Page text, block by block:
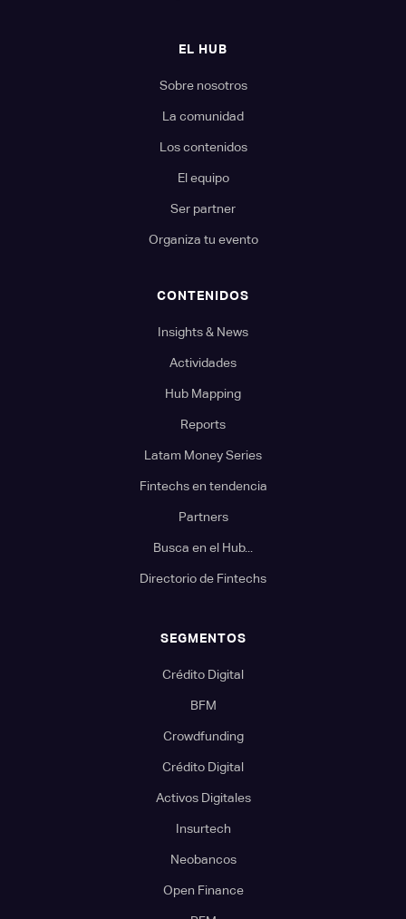
EL HUB
Sobre nosotros
La comunidad
Los contenidos
El equipo
Ser partner
Organiza tu evento
CONTENIDOS
Insights & News
Actividades
Hub Mapping
Reports
Latam Money Series
Fintechs en tendencia
Partners
Busca en el Hub...
Directorio de Fintechs
SEGMENTOS
Crédito Digital
BFM
Crowdfunding
Crédito Digital
Activos Digitales
Insurtech
Neobancos
Open Finance